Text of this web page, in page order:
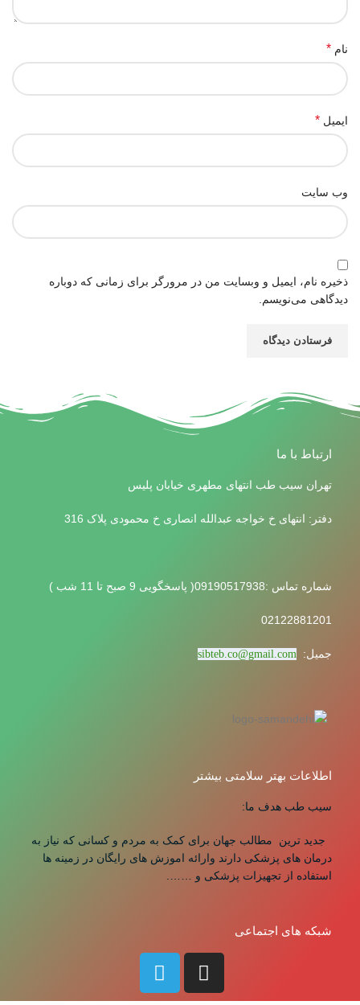
نام *
ایمیل *
وب‌ سایت
ذخیره نام، ایمیل و وبسایت من در مرورگر برای زمانی که دوباره
دیدگاهی می‌نویسم.
ارتباط با ما
تهران سیب طب انتهای مطهری خیابان پلیس
دفتر: انتهای خ خواجه عبدالله انصاری خ محمودی پلاک 316
شماره تماس :09190517938( پاسخگویی 9 صبح تا 11 شب )
02122881201
جمیل: sibteb.co@gmail.com
اطلاعات بهتر سلامتی بیشتر
سیب طب هدف ما:
جدید ترین مطالب جهان برای کمک به مردم و کسانی که نیاز به
درمان های پزشکی دارند وارائه اموزش های رایگان در زمینه ها
استفاده از تجهیزات پزشکی و …….
شبکه های اجتماعی